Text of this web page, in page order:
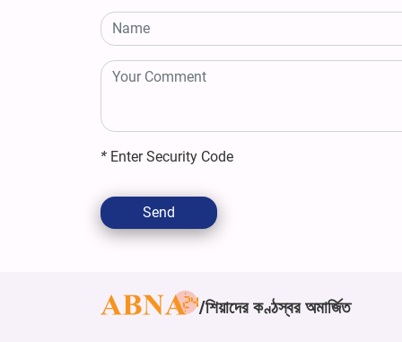
* Enter Security Code
Send
শিয়াদের কণ্ঠস্বর অমার্জিত